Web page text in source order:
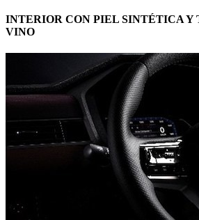
INTERIOR CON PIEL SINTÉTICA Y
VINO